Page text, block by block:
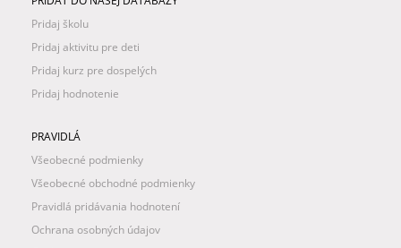
Pridaj školu
Pridaj aktivitu pre deti
Pridaj kurz pre dospelých
Pridaj hodnotenie
PRAVIDLÁ
Všeobecné podmienky
Všeobecné obchodné podmienky
Pravidlá pridávania hodnotení
Ochrana osobných údajov